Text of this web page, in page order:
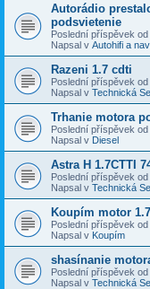
Autorádio
podsvietenie
Poslední příspěvek od
Napsal v Autohifi a
Razeni 1.7 cdti
Poslední příspěvek od
Napsal v Technická
Trhanie motora
Poslední příspěvek od
Napsal v Diesel
Astra H 1.7CTTI
Poslední příspěvek od
Napsal v Technická
Koupím motor
Poslední příspěvek od
Napsal v Koupím
shasínanie
Poslední příspěvek od
Napsal v Technická